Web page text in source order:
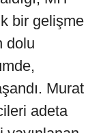
bir gelişme
dolu
Murat
adeta